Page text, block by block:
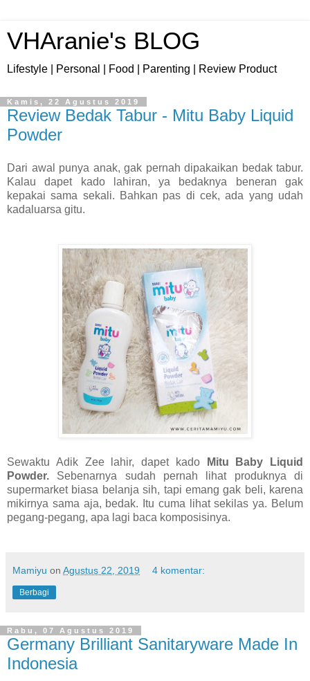
VHAranie's BLOG
Lifestyle | Personal | Food | Parenting | Review Product
Kamis, 22 Agustus 2019
Review Bedak Tabur - Mitu Baby Liquid
Powder
Dari awal punya anak, gak pernah dipakaikan bedak tabur.
Kalau dapet kado lahiran, ya bedaknya beneran gak
kepakai sama sekali. Bahkan pas di cek, ada yang udah
kadaluarsa gitu.
Sewaktu Adik Zee lahir, dapet kado
Mitu Baby Liquid
Powder. Sebenarnya sudah pernah lihat produknya di
supermarket biasa belanja sih, tapi emang gak beli, karena
mikirnya sama aja, bedak. Itu cuma lihat sekilas ya. Belum
pegang-pegang, apa lagi baca komposisinya.
Mamiyu on Agustus 22, 2019 4 komentar:
Berbagi
Rabu, 07 Agustus 2019
Germany Brilliant Sanitaryware Made In
Indonesia